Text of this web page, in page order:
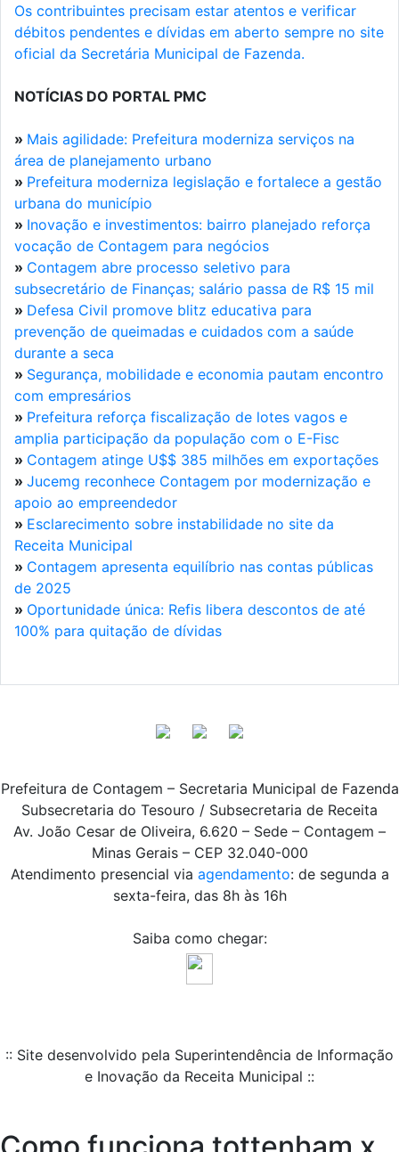
Os contribuintes precisam estar atentos e verificar
débitos pendentes e dívidas em aberto sempre no site
oficial da Secretária Municipal de Fazenda.
NOTÍCIAS DO PORTAL PMC
» Mais agilidade: Prefeitura moderniza serviços na
área de planejamento urbano
» Prefeitura moderniza legislação e fortalece a gestão
urbana do município
» Inovação e investimentos: bairro planejado reforça
vocação de Contagem para negócios
» Contagem abre processo seletivo para
subsecretário de Finanças; salário passa de R$ 15 mil
» Defesa Civil promove blitz educativa para
prevenção de queimadas e cuidados com a saúde
durante a seca
» Segurança, mobilidade e economia pautam encontro
com empresários
» Prefeitura reforça fiscalização de lotes vagos e
amplia participação da população com o E-Fisc
» Contagem atinge U$$ 385 milhões em exportações
» Jucemg reconhece Contagem por modernização e
apoio ao empreendedor
» Esclarecimento sobre instabilidade no site da
Receita Municipal
» Contagem apresenta equilíbrio nas contas públicas
de 2025
» Oportunidade única: Refis libera descontos de até
100% para quitação de dívidas
Prefeitura de Contagem – Secretaria Municipal de Fazenda
Subsecretaria do Tesouro / Subsecretaria de Receita
Av. João Cesar de Oliveira, 6.620 – Sede – Contagem –
Minas Gerais – CEP 32.040-000
Atendimento presencial via agendamento: de segunda a
sexta-feira, das 8h às 16h
Saiba como chegar:
:: Site desenvolvido pela Superintendência de Informação
e Inovação da Receita Municipal ::